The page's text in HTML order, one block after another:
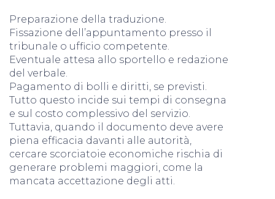
Preparazione della traduzione.
Fissazione dell’appuntamento presso il
tribunale o ufficio competente.
Eventuale attesa allo sportello e redazione
del verbale.
Pagamento di bolli e diritti, se previsti.
Tutto questo incide sui tempi di consegna
e sul costo complessivo del servizio.
Tuttavia, quando il documento deve avere
piena efficacia davanti alle autorità,
cercare scorciatoie economiche rischia di
generare problemi maggiori, come la
mancata accettazione degli atti.